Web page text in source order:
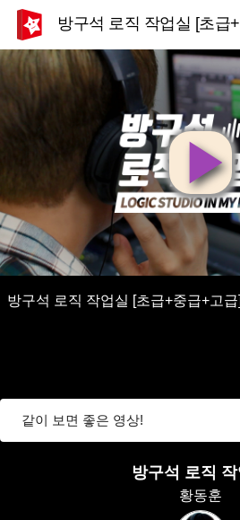
방구석 로직 작업실 [초급+
방구석 로직 작업실 [초급+중급+고급]
같이 보면 좋은 영상!
방구석 로직 작
황동훈